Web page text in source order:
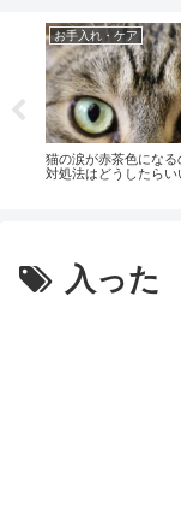
お手入れ・ケア
猫の涙が赤茶色になる
対処法はどうしたらい
入った